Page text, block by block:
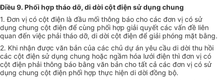
Điều 9. Phối hợptháo dỡ, di dời cột điện sử dụng chung
1. Đơn vị có cột điện là đầu mối thông báo cho các đơn vị có sử
dụng chung cột điện để cùng phối hợp giải quyết các vấn đề liên
quan đến việc phải tháo dỡ, di dời cột điện để giải phóng mặt bằng.
2. Khi nhận được văn bản của các chủ dự án yêu cầu di dời thu hồi
các cột điện sử dụng chung hoặc ngầm hóa lưới điện thì đơn vị có
cột điện phải thông báo bằng văn bản cho tất cả các đơn vị có sử
dụng chung cột điện phối hợp thực hiện di dời đồng bộ.